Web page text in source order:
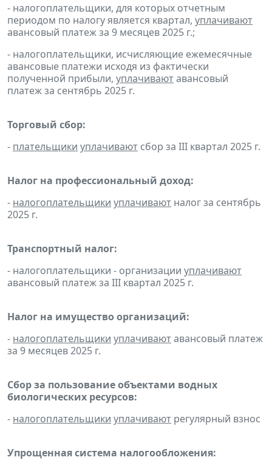
- налогоплательщики, для которых отчетным
периодом по налогу является квартал, уплачивают
авансовый платеж за 9 месяцев 2025 г.;
- налогоплательщики, исчисляющие ежемесячные
авансовые платежи исходя из фактически
полученной прибыли, уплачиваютавансовый
платеж за сентябрь 2025 г.
Торговый сбор:
- плательщики уплачивают сбор за III квартал 2025 г.
Налог на профессиональный доход:
- налогоплательщики уплачивают налог за сентябрь
2025 г.
Транспортный налог:
- налогоплательщики - организации уплачивают
авансовый платеж за III квартал 2025 г.
Налог на имущество организаций:
- налогоплательщики уплачиваютавансовый платеж
за 9 месяцев 2025 г.
Сбор за пользование объектами водных
биологических ресурсов:
- налогоплательщики уплачивают регулярный взнос
Упрощенная система налогообложения: